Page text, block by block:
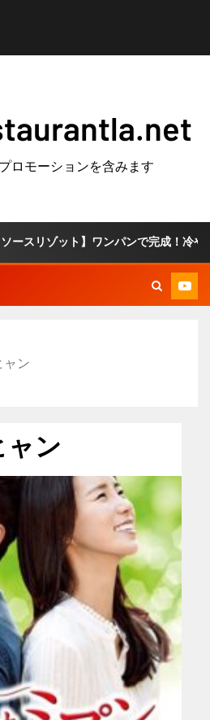
ロモーションを含みます
ンパンで完成！冷やごはんで簡単10
ャン
ャン